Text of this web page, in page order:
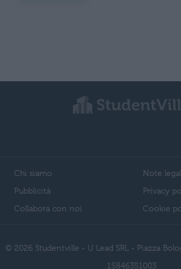
Chi siamo
Pubblicità
Collabora con noi
Note
Privacy
Cookie
© 2026 Studentville - U Lead SRL - Piazza
15846351003